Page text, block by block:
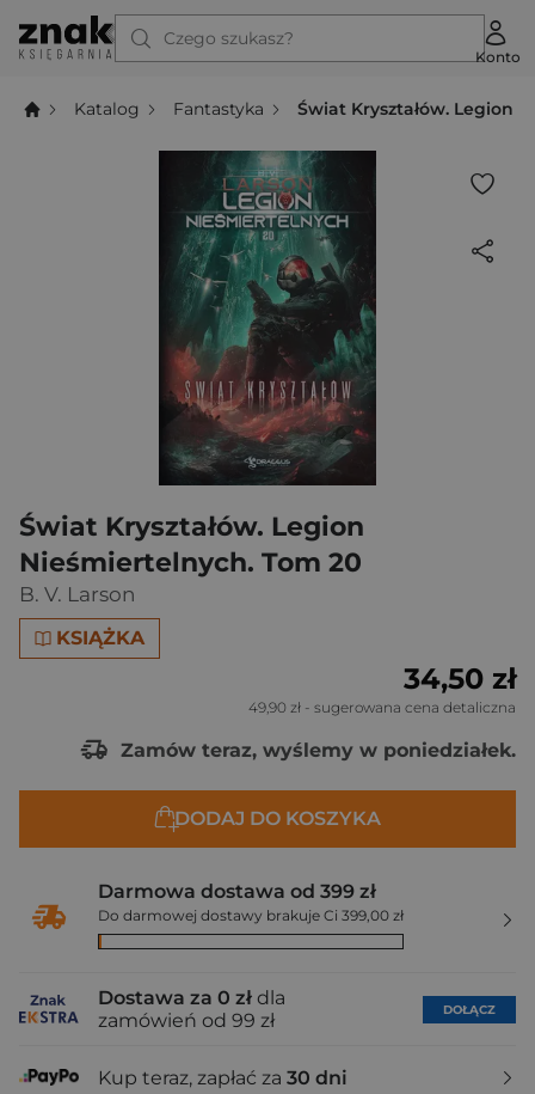
Czego szukasz?
Konto
Katalog Fantastyka Świat Kryształów. Legion
Świat Kryształów. Legion
Nieśmiertelnych. Tom 20
B. V. Larson
KSIĄŻKA
34,50 zł
49,90 zł - sugerowana cena detaliczna
Zamów teraz, wyślemy w poniedziałek.
DODAJ DO KOSZYKA
Darmowa dostawa od 399 zł
Do darmowej dostawy brakuje Ci 399,00 zł
Dostawa za 0 zł dla
zamówień od 99 zł
DOŁĄCZ
Kup teraz, zapłać za 30 dni